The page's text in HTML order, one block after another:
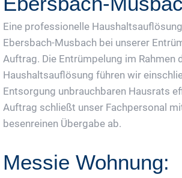
Eine professionelle
Ebersbach-Musbach bei unserer
Auftrag. Die Entrümpelung im Rahmen
Haushaltsauflösung führen wir
Entsorgung unbrauchbaren Hausrats
Auftrag schließt unser Fachpersonal
besenreinen Übergabe ab.
Messie Wohnung: